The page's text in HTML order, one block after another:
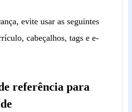
evite usar as seguintes
cabeçalhos, tags e e-
referência para